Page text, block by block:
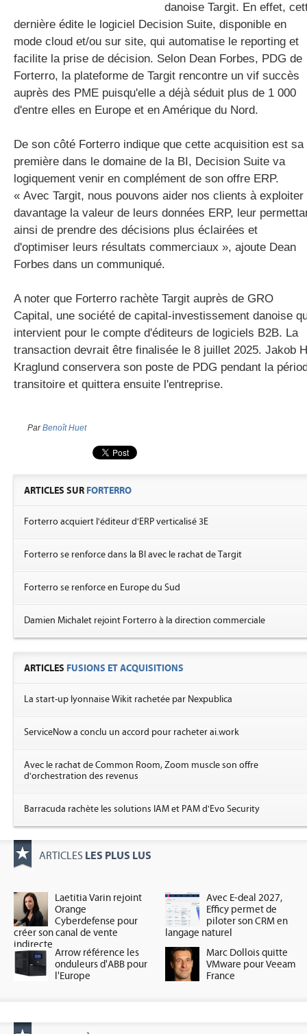
danoise Targit. En effet,
dernière édite le logiciel Decision Suite, disponible en
mode cloud et/ou sur site, qui automatise le reporting et
facilite la prise de décision. Selon Dean Forbes, PDG de
Forterro, la plateforme de Targit rencontre un vif succès
auprès des PME puisqu'elle a déjà séduit plus de 1 000
d'entre elles en Europe et en Amérique du Nord.
De son côté Forterro indique que cette acquisition est sa
première dans le domaine de la BI, Decision Suite va
logiquement venir en complément de son offre ERP.
« Avec Targit, nous pouvons aider nos clients à exploiter
davantage la valeur de leurs données ERP, leur
ainsi de prendre des décisions plus éclairées et
d'optimiser leurs résultats commerciaux », ajoute Dean
Forbes dans un communiqué.
A noter que Forterro rachète Targit auprès de GRO
Capital, une société de capital-investissement danoise
intervient pour le compte d'éditeurs de logiciels B2B. La
transaction devrait être finalisée le 8 juillet 2025. Jakob
Kraglund conservera son poste de PDG pendant la
transitoire et quittera ensuite l'entreprise.
ParBenoît Huet
ARTICLES SUR FORTERRO
Forterro acquiert l'éditeur d'ERP verticalisé 3E
Forterro se renforce dans la BI avec le rachat de Targit
Forterro se renforce en Europe du Sud
Damien Michalet rejoint Forterro à la direction commerciale
ARTICLES FUSIONS ET ACQUISITIONS
La start-up lyonnaise Wikit rachetée par Nexpublica
ServiceNow a conclu un accord pour racheter ai.work
Avec le rachat de Common Room, Zoom muscle son offre
d'orchestration des revenus
Barracuda rachète les solutions IAM et PAM d'Evo Security
ARTICLES LES PLUS LUS
Laetitia Varin rejoint
Orange
Cyberdefense pour
créer son canal de vente
indirecte
Avec E-deal 2027,
Efficy permet de
piloter son CRM en
langage naturel
Arrow référence les
onduleurs d'ABB pour
l'Europe
Marc Dollois quitte
VMware pour Veeam
France